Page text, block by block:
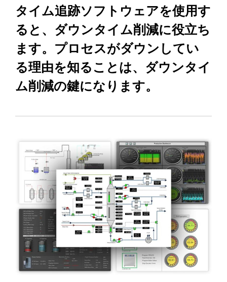
タイム追跡ソフトウェアを使用す
ると、ダウンタイム削減に役立ち
ます。プロセスがダウンしてい
る理由を知ることは、ダウンタイ
ム削減の鍵になります。